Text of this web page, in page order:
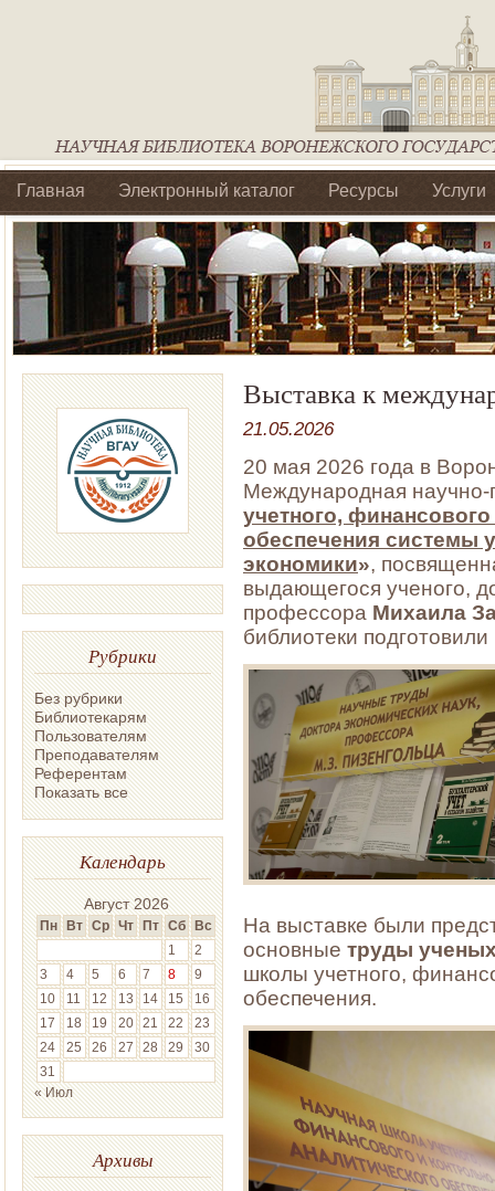
Главная Электронный каталог Ресурсы Услуги
Библиотеки регионального отделения Ассоциации
Рубрики
Без рубрики
Библиотекарям
Пользователям
Преподавателям
Референтам
Показать все
Календарь
Август 2026
Пн Вт Ср Чт Пт Сб Вс
1
2
3
4 5 6 7 8
9
10
11 12 13 14 15
16
17
18 19 20 21 22
23
24
25 26 27 28 29
30
31
« Июл
Архивы
Выставка к
21.05.2026
20 мая 2026 года в
Международная
учетного,
обеспечения системы
экономики»,
выдающегося ученого,
профессора Михаила
библиотеки
На выставке были
основные труды
школы учетного,
обеспечения.